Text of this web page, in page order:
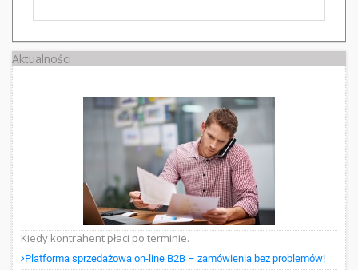
Aktualności
Kiedy kontrahent płaci po terminie.
Platforma sprzedażowa on-line B2B – zamówienia bez problemów!